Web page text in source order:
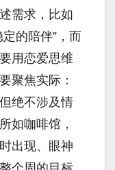
需求，比如
的陪伴”，而
用恋爱思维
聚焦实际：
绝不涉及情
如咖啡馆，
出现、眼神